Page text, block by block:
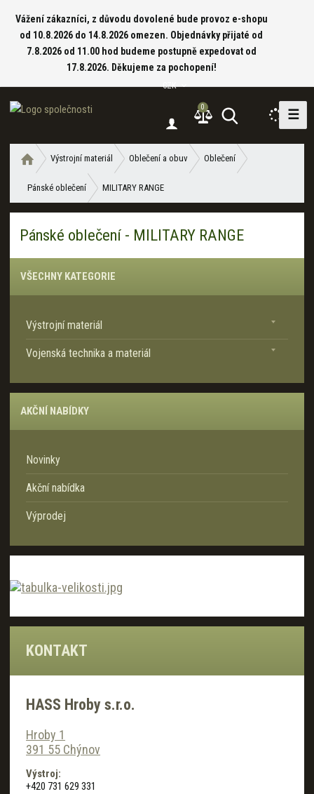
Vážení zákazníci, z důvodu dovolené bude provoz e-shopu
od 10.8.2026 do 14.8.2026 omezen. Objednávky přijaté od
7.8.2026 od 11.00 hod budeme postupně expedovat od
17.8.2026. Děkujeme za pochopení!
h
d
t
0
CZK
☰
v
o
d
í
r
a
a
Výstrojní materiál Oblečení a obuv Oblečení
Pánské oblečení MILITARY RANGE
Pánské oblečení - MILITARY RANGE
VŠECHNY KATEGORIE
Výstrojní materiál
Vojenská technika a materiál
AKČNÍ NABÍDKY
Novinky
Akční nabídka
Výprodej
KONTAKT
HASS Hroby s.r.o.
Hroby 1
391 55 Chýnov
Výstroj:
+420 731 629 331